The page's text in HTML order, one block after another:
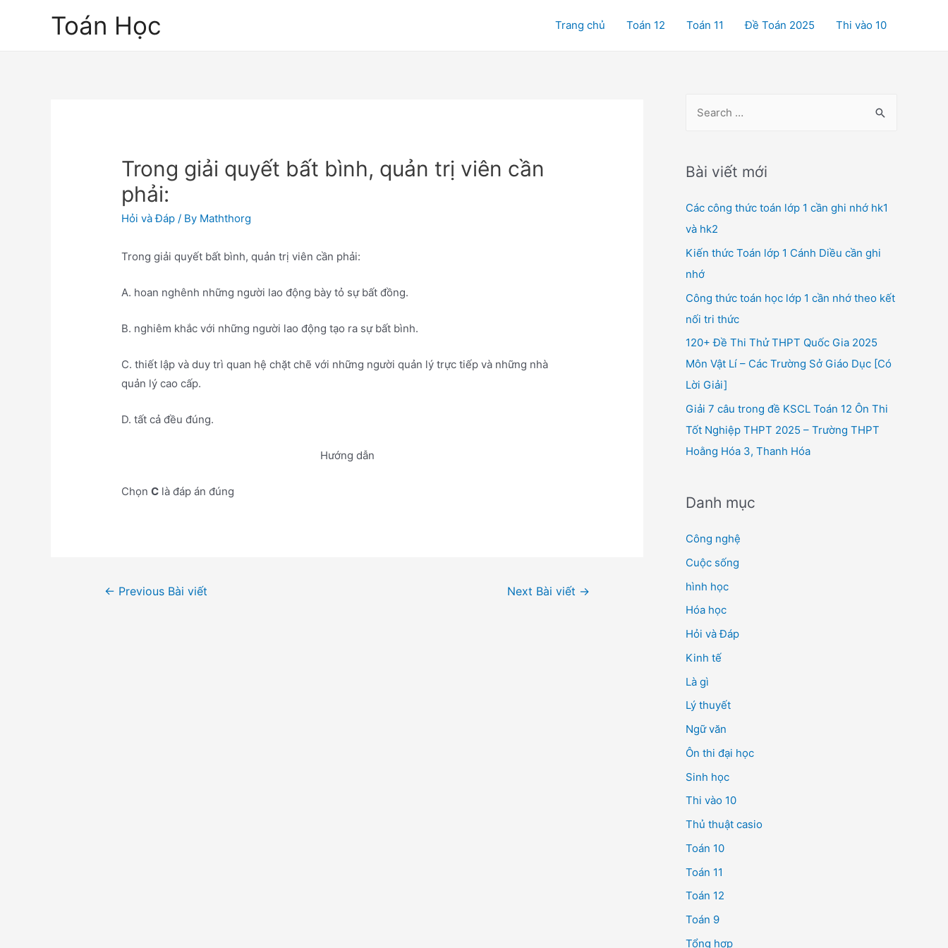
Toán Học Trang chủ Toán 12 Toán 11 Đề Toán 2025 Thi vào 10
Trong giải quyết bất bình, quản trị viên cần
phải:
Hỏi và Đáp / By Maththorg
Trong giải quyết bất bình, quản trị viên cần phải:
A. hoan nghênh những người lao động bày tỏ sự bất đồng.
B. nghiêm khắc với những người lao động tạo ra sự bất bình.
C. thiết lập và duy trì quan hệ chặt chẽ với những người quản lý trực tiếp và những nhà
quản lý cao cấp.
D. tất cả đều đúng.
Hướng dẫn
ChọnC là đáp án đúng
Điều← Previous Bài viết Next Bài viết →
r
h
f
o
r
:
Bài viết mới
Các công thức toán lớp 1 cần ghi nhớ hk1
và hk2
Kiến thức Toán lớp 1 Cánh Diều cần ghi
nhớ
Công thức toán học lớp 1 cần nhớ theo kết
nối tri thức
120+ Đề Thi Thử THPT Quốc Gia 2025
Môn Vật Lí – Các Trường Sở Giáo Dục [Có
Lời Giải]
Giải 7 câu trong đề KSCL Toán 12 Ôn Thi
Tốt Nghiệp THPT 2025 – Trường THPT
Hoằng Hóa 3, Thanh Hóa
Danh mục
Công nghệ
Cuộc sống
hình học
Hóa học
Hỏi và Đáp
Kinh tế
Là gì
Lý thuyết
Ngữ văn
Ôn thi đại học
Sinh học
Thi vào 10
Thủ thuật casio
Toán 10
Toán 11
Toán 12
Toán 9
Tổng hợp